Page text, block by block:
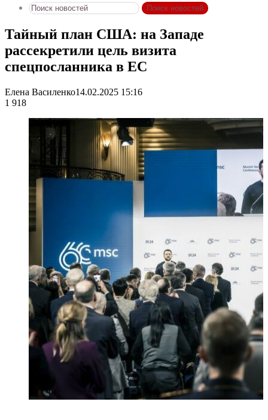
Поиск новостей
Тайный план США: на Западе
рассекретили цель визита
спецпосланника в ЕС
Елена Василенко14.02.2025 15:16
1 918